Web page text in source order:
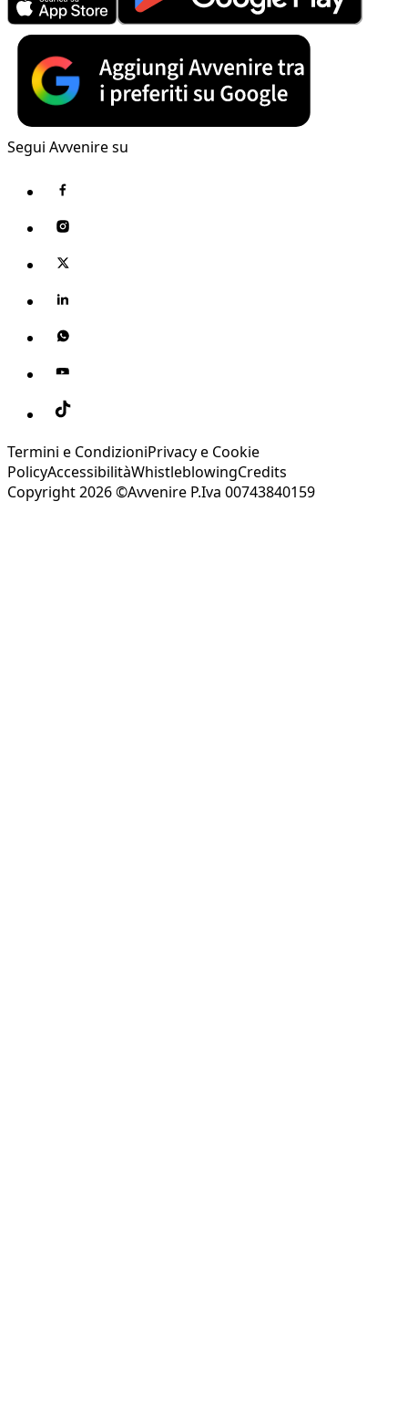
Segui Avvenire su
Termini e CondizioniPrivacy e Cookie
PolicyAccessibilitàWhistleblowingCredits
Copyright 2026 ©Avvenire P.Iva 00743840159